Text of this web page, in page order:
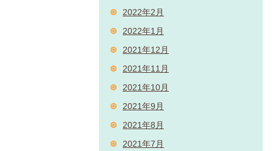
2022年2月
2022年1月
2021年12月
2021年11月
2021年10月
2021年9月
2021年8月
2021年7月